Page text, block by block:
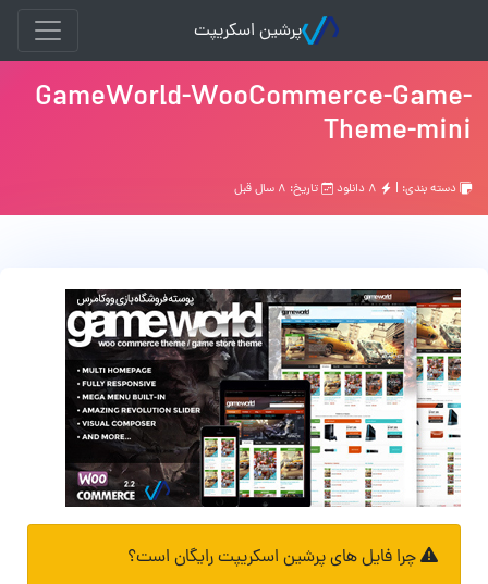
پرشین اسکریپت
GameWorld-WooCommerce-Game-
Theme-mini
دسته بندی: | تاریخ: ۸ سال قبل
چرا فایل های پرشین اسکریپت رایگان است؟